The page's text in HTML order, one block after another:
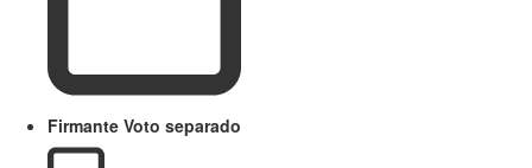
Firmante Voto separado